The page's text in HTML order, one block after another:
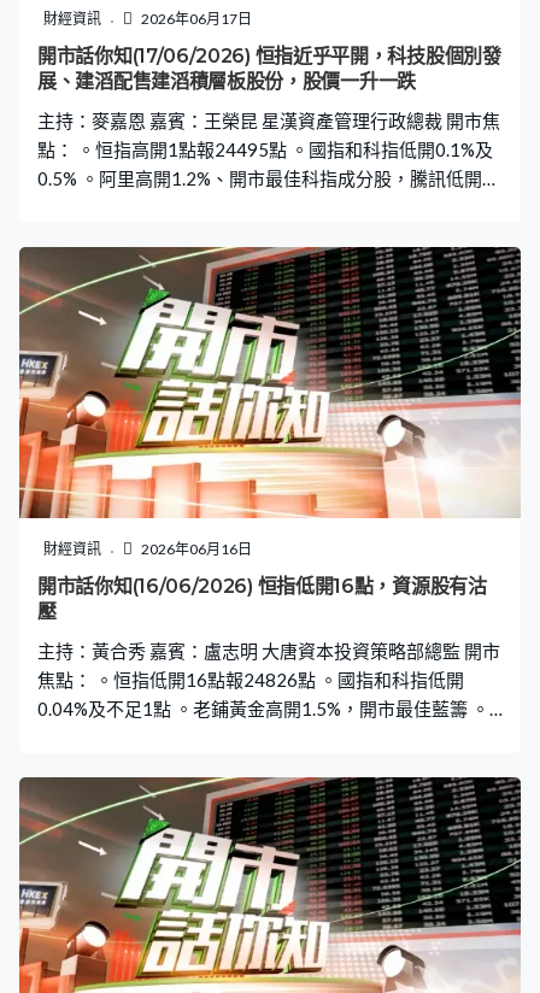
財經資訊 2026年06月17日
開市話你知(17/06/2026) 恒指近乎平開，科技股個別發
展、建滔配售建滔積層板股份，股價一升一跌
主持：麥嘉恩 嘉賓：王榮昆 星漢資產管理行政總裁 開市焦
點： 。恒指高開1點報24495點 。國指和科指低開0.1%及
0.5% 。阿里高開1.2%、開市最佳科指成分股，騰訊低開
份，建滔積層板低開5.1% 。新股琻捷電子首掛，高開72%
報31.6元
財經資訊 2026年06月16日
開市話你知(16/06/2026) 恒指低開16點，資源股有沽
壓
主持：黃合秀 嘉賓：盧志明 大唐資本投資策略部總監 開市
焦點： 。恒指低開16點報24826點 。國指和科指低開
0.04%及不足1點 。老鋪黃金高開1.5%，開市最佳藍籌 。